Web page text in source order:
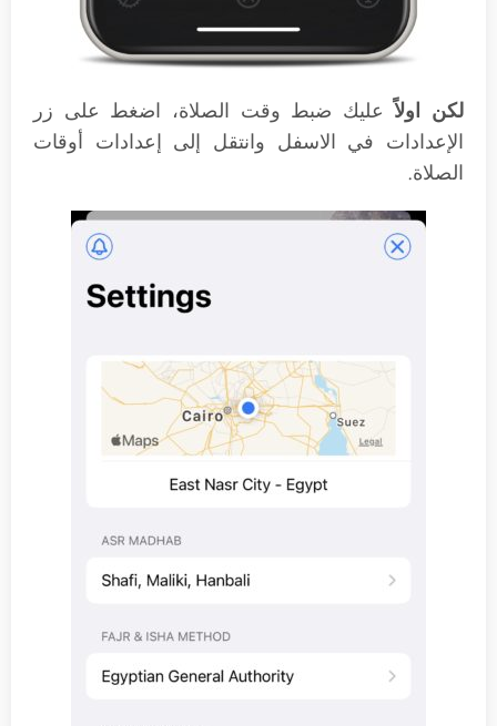
لكن اولاًعليك ضبط وقت الصلاة، اضغط على زر
الإعدادات في الاسفل وانتقل إلى إعدادات أوقات
الصلاة.